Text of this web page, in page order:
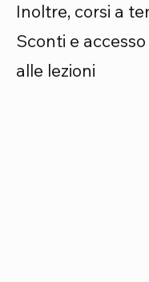
Inoltre, corsi a
Sconti e
alle lezioni